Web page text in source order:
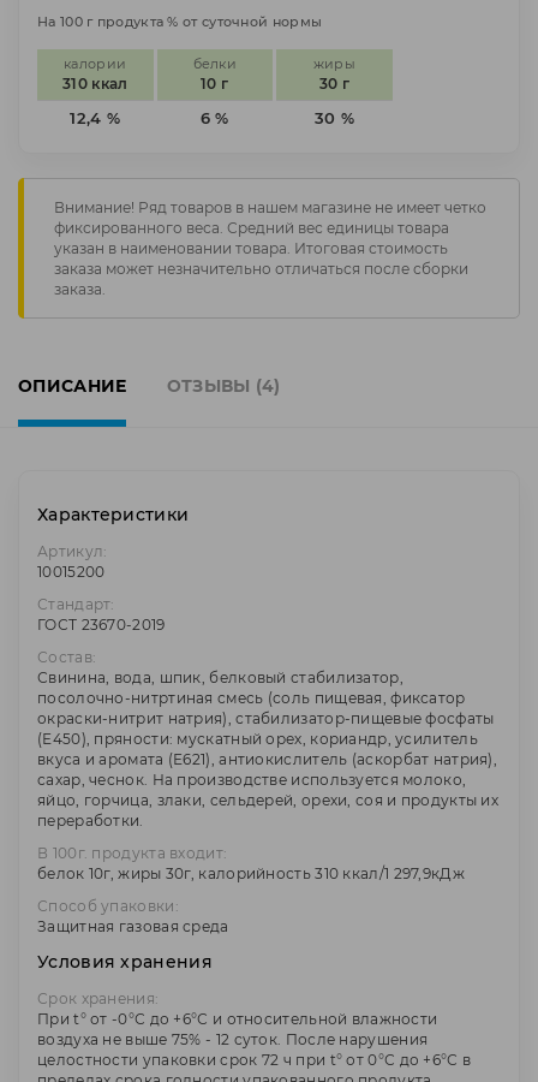
На 100 г продукта % от суточной нормы
калории
310 ккал
12,4 %
белки
10 г
6 %
жиры
30 г
30 %
Внимание! Ряд товаров в нашем магазине не имеет четко
фиксированного веса. Средний вес единицы товара
указан в наименовании товара. Итоговая стоимость
заказа может незначительно отличаться после сборки
заказа.
ОПИСАНИЕ ОТЗЫВЫ (4)
Характеристики
Артикул:
10015200
Стандарт:
ГОСТ 23670-2019
Состав:
Свинина, вода, шпик, белковый стабилизатор,
посолочно-нитртиная смесь (соль пищевая, фиксатор
окраски-нитрит натрия), стабилизатор-пищевые фосфаты
(Е450), пряности: мускатный орех, кориандр, усилитель
вкуса и аромата (Е621), антиокислитель (аскорбат натрия),
сахар, чеснок. На производстве используется молоко,
яйцо, горчица, злаки, сельдерей, орехи, соя и продукты их
переработки.
В 100г. продукта входит:
белок 10г, жиры 30г, калорийность 310 ккал/1 297,9кДж
Способ упаковки:
Защитная газовая среда
Условия хранения
Срок хранения:
При t° от -0°С до +6°С и относительной влажности
воздуха не выше 75% - 12 суток. После нарушения
целостности упаковки срок 72 ч при t° от 0°С до +6°С в